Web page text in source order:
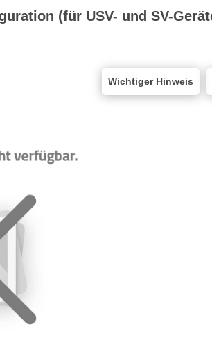
(für USV- und SV-
Wichtiger Hinweis